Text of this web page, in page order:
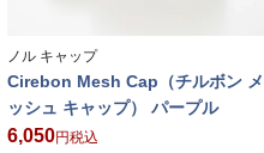
ノル キャップ
Cirebon Mesh Cap（チルボン メ
ッシュ キャップ） パープル
6,050 税込